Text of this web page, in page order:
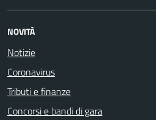
NOVITÀ
Notizie
Coronavirus
Tributi e finanze
Concorsi e bandi di gara